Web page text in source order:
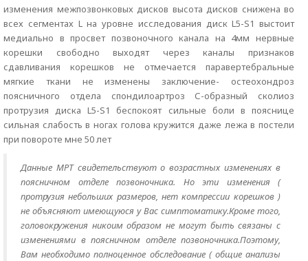
изменения межпозвонковых дисков высота дисков снижена во
всех сегментах L на уровне исследования диск L5-S1 выстоит
медиально в просвет позвоночного канала на 4мм нервные
корешки свободно выходят через каналы признаков
сдавливания корешков не отмечается паравертебральные
мягкие ткани не изменены заключение- остеохондроз
поясничного отдела спондилоартроз С-образный сколиоз
протрузия диска L5-S1 беспокоят сильные боли в пояснице
сильная слабость в ногах голова кружится даже лежа в постели
при повороте мне 50 лет
Данные МРТ свидетельствуют о возрастных изменениях в
поясничном отделе позвоночника. Но эти изменения (
протрузия небольших размеров, нет компрессии корешков )
не объясняют имеющуюся у Вас симптоматику.Кроме того,
головокружения никоим образом не могут быть связаны с
изменениями в поясничном отделе позвоночника.Поэтому,
Вам необходимо полноценное обследование ( общие анализы